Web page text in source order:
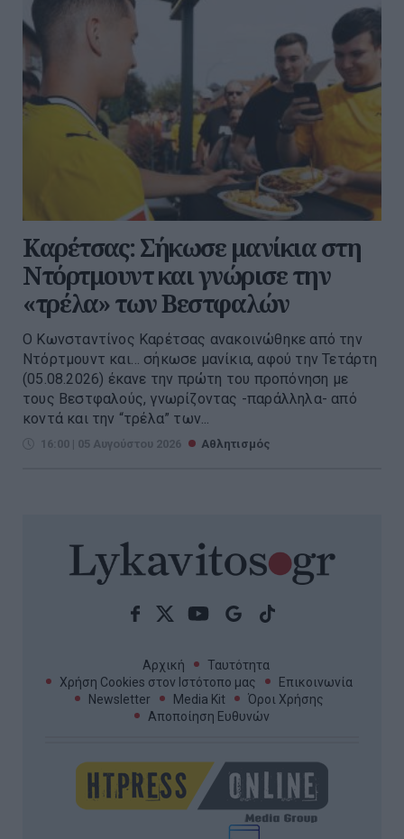
Καρέτσας: Σήκωσε μανίκια στη
Ντόρτμουντ και γνώρισε την
«τρέλα» των Βεστφαλών
Ο Κωνσταντίνος Καρέτσας ανακοινώθηκε από την
Ντόρτμουντ και… σήκωσε μανίκια, αφού την Τετάρτη
(05.08.2026) έκανε την πρώτη του προπόνηση με
τους Βεστφαλούς, γνωρίζοντας -παράλληλα- από
κοντά και την “τρέλα” των...
16:00 | 05 Αυγούστου 2026 Αθλητισμός
Αρχική
Ταυτότητα
Χρήση Cookies στον Ιστότοπο μας
Επικοινωνία
Newsletter
Media Kit
Όροι Χρήσης
Αποποίηση Ευθυνών